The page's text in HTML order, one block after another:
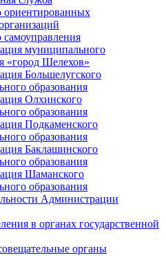
ориентированных
муниципального
«город Шелехов»
Большелугского
образования
Олхинского
образования
Подкаменского
образования
Баклашинского
образования
Шаманского
образования
Администрации
в органах государственной
органы